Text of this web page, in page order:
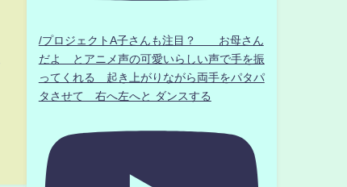
/プロジェクトA子さんも注目？ お母さん
だよ とアニメ声の可愛いらしい声で手を振
ってくれる 起き上がりながら両手をパタパ
タさせて 右へ左へと ダンスする